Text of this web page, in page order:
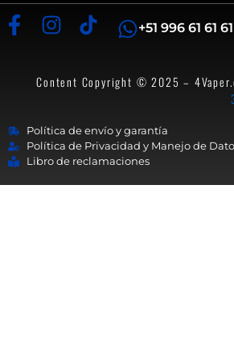
+51 996 61 61 61
Content Copyright © 2025 –
Política de envío y garantía
Política de Privacidad y Manejo de
Libro de reclamaciones